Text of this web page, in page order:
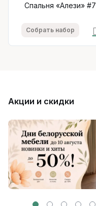
Спальня «Алези» #7
Собрать набор
Акции и скидки